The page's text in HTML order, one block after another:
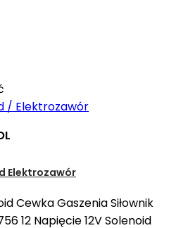
Elektrozawór
Cewka Gaszenia Siłownik
12 Napięcie 12V Solenoid